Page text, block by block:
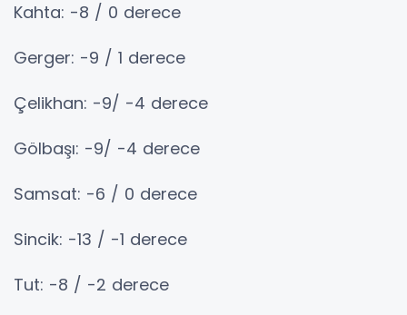
Kahta: -8 / 0 derece
Gerger: -9 / 1 derece
Çelikhan: -9/ -4 derece
Gölbaşı: -9/ -4 derece
Samsat: -6 / 0 derece
Sincik: -13 / -1 derece
Tut: -8 / -2 derece